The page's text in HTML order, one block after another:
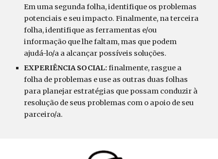
Em uma segunda folha, identifique os problemas
potenciais e seu impacto. Finalmente, na terceira
folha, identifique as ferramentas e/ou
informação que lhe faltam, mas que podem
ajudá-lo/a a alcançar possíveis soluções.
EXPERIÊNCIA SOCIAL:finalmente, rasgue a
folha de problemas e use as outras duas folhas
para planejar estratégias que possam conduzir à
resolução de seus problemas com o apoio de seu
parceiro/a.